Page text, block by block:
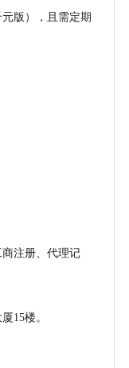
版），且需定期
注册、代理记
15楼。